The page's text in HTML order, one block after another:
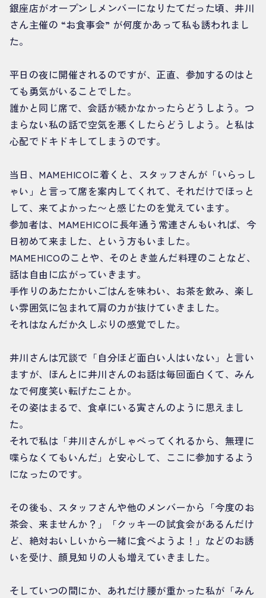
銀座店がオープンしメンバーになりたてだった頃、井川
さん主催の “お食事会” が何度かあって私も誘われまし
た。
平日の夜に開催されるのですが、正直、参加するのはと
ても勇気がいることでした。
誰かと同じ席で、会話が続かなかったらどうしよう。つ
まらない私の話で空気を悪くしたらどうしよう。と私は
心配でドキドキしてしまうのです。
当日、MAMEHICOに着くと、スタッフさんが「いらっし
ゃい」と言って席を案内してくれて、それだけでほっと
して、来てよかった〜と感じたのを覚えています。
参加者は、MAMEHICOに長年通う常連さんもいれば、今
日初めて来ました、という方もいました。
MAMEHICOのことや、そのとき並んだ料理のことなど、
話は自由に広がっていきます。
手作りのあたたかいごはんを味わい、お茶を飲み、楽し
い雰囲気に包まれて肩の力が抜けていきました。
それはなんだか久しぶりの感覚でした。
井川さんは冗談で「自分ほど面白い人はいない」と言い
ますが、ほんとに井川さんのお話は毎回面白くて、みん
なで何度笑い転げたことか。
その姿はまるで、食卓にいる寅さんのように思えまし
た。
それで私は「井川さんがしゃべってくれるから、無理に
喋らなくてもいんだ」と安心して、ここに参加するよう
になったのです。
その後も、スタッフさんや他のメンバーから「今度のお
茶会、来ませんか？」「クッキーの試食会があるんだけ
ど、絶対おいしいから一緒に食べようよ！」などのお誘
いを受け、顔見知りの人も増えていきました。
そしていつの間にか、あれだけ腰が重かった私が「みん